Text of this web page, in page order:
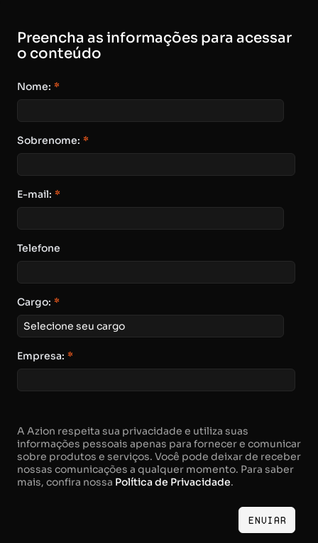
Preencha as informações para acessar
o conteúdo
Nome: *
Sobrenome: *
E-mail: *
Telefone
Cargo: *
Empresa: *
A Azion respeita sua privacidade e utiliza suas
informações pessoais apenas para fornecer e comunicar
sobre produtos e serviços. Você pode deixar de receber
nossas comunicações a qualquer momento. Para saber
mais, confira nossa Política de Privacidade.